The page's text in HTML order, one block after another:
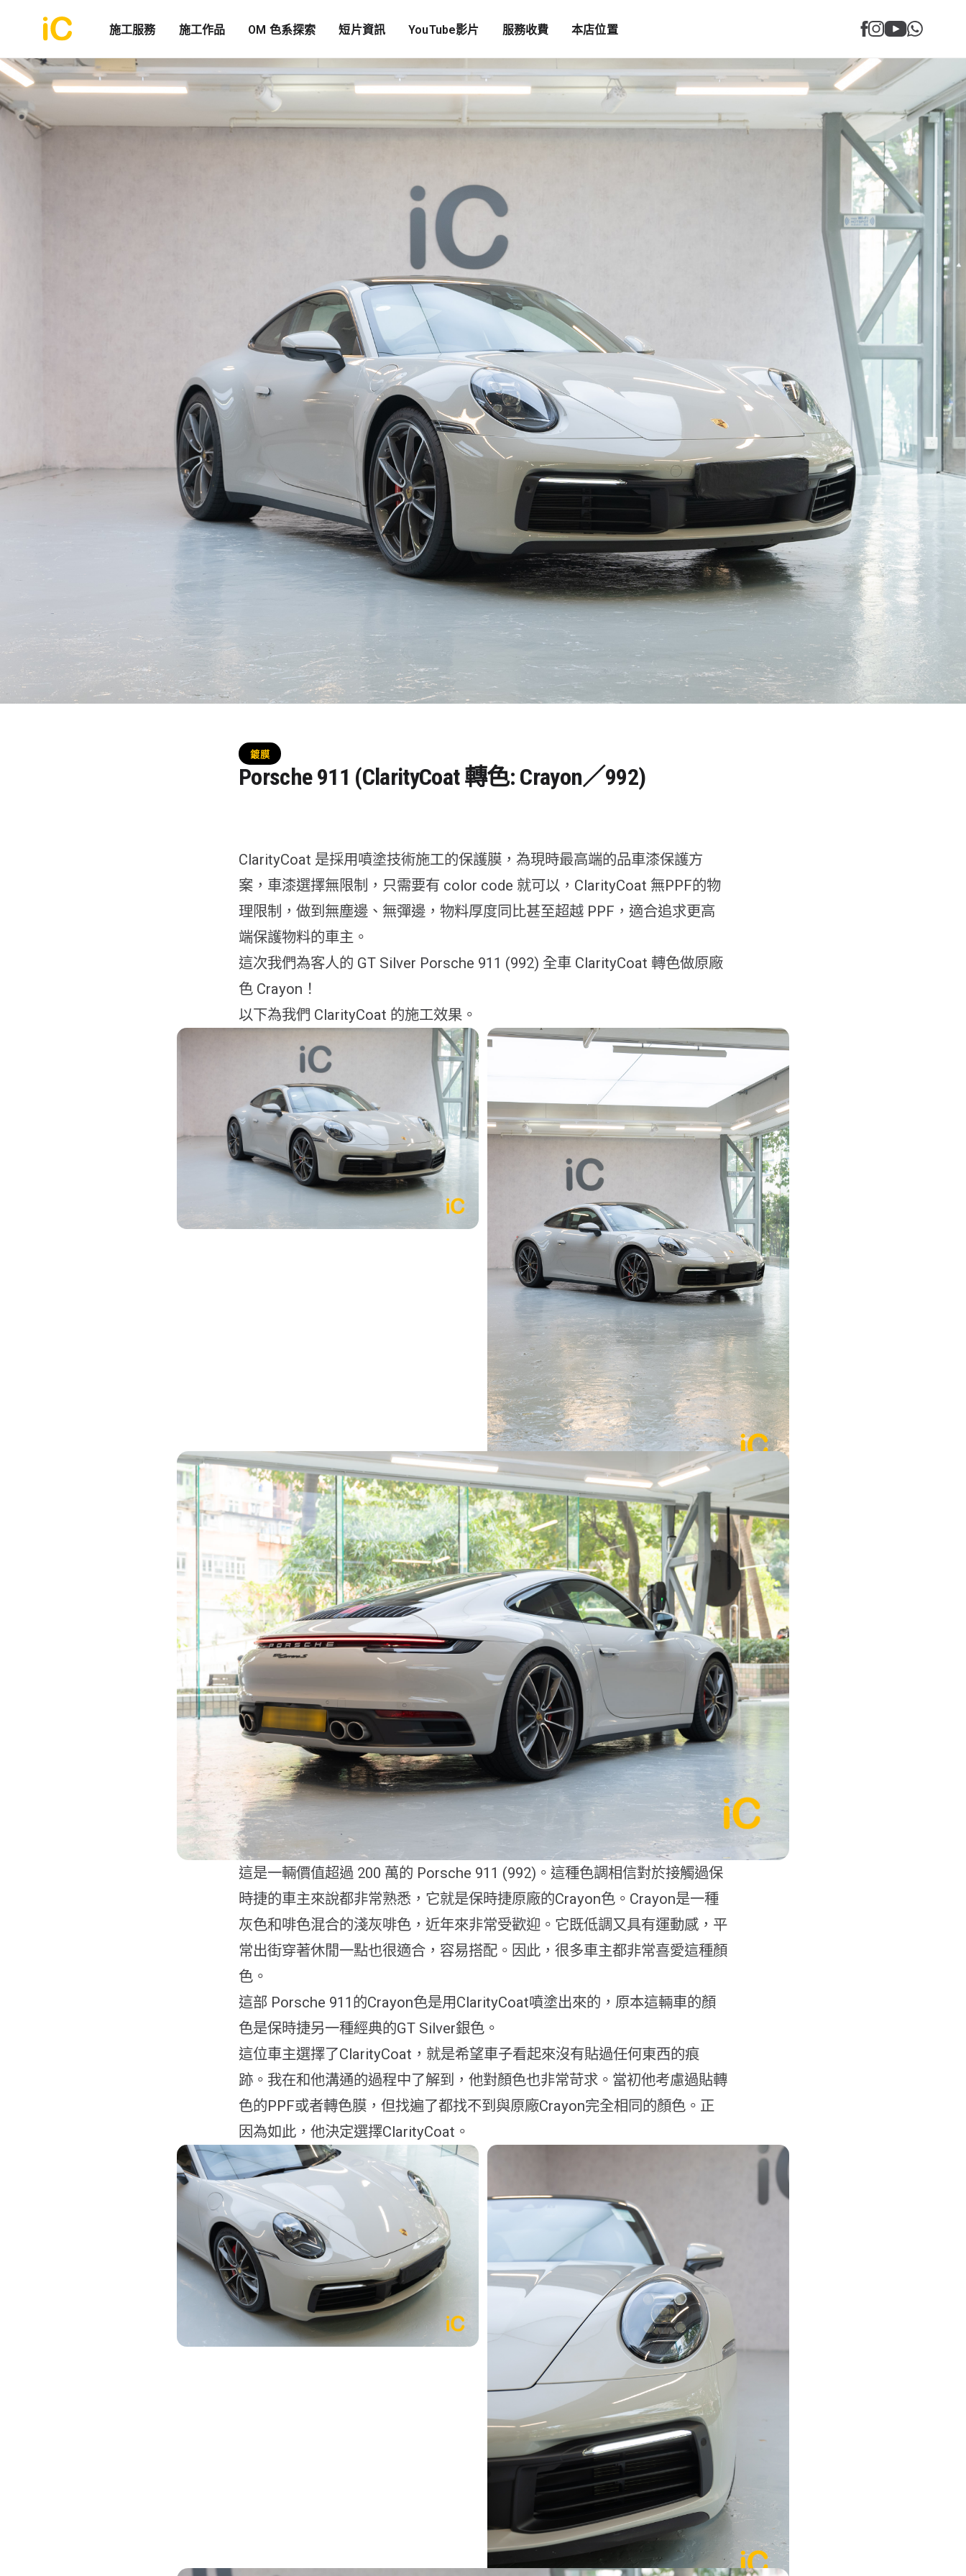
施工服務 施工作品 OM 色系探索 短片資訊 YouTube影片 服務收費 本店位置
鍍膜
Porsche 911 (ClarityCoat 轉色: Crayon／992)
ClarityCoat 是採用噴塗技術施工的保護膜，為現時最高端的品車漆保護方
案，車漆選擇無限制，只需要有 color code 就可以，ClarityCoat 無PPF的物
理限制，做到無塵邊、無彈邊，物料厚度同比甚至超越 PPF，適合追求更高
端保護物料的車主。
這次我們為客人的 GT Silver Porsche 911 (992) 全車 ClarityCoat 轉色做原廠
色 Crayon！
以下為我們 ClarityCoat 的施工效果。
這是一輛價值超過 200 萬的 Porsche 911 (992)。這種色調相信對於接觸過保
時捷的車主來說都非常熟悉，它就是保時捷原廠的Crayon色。Crayon是一種
灰色和啡色混合的淺灰啡色，近年來非常受歡迎。它既低調又具有運動感，平
常出街穿著休閒一點也很適合，容易搭配。因此，很多車主都非常喜愛這種顏
色。
這部 Porsche 911的Crayon色是用ClarityCoat噴塗出來的，原本這輛車的顏
色是保時捷另一種經典的GT Silver銀色。
這位車主選擇了ClarityCoat，就是希望車子看起來沒有貼過任何東西的痕
跡。我在和他溝通的過程中了解到，他對顏色也非常苛求。當初他考慮過貼轉
色的PPF或者轉色膜，但找遍了都找不到與原廠Crayon完全相同的顏色。正
因為如此，他決定選擇ClarityCoat。